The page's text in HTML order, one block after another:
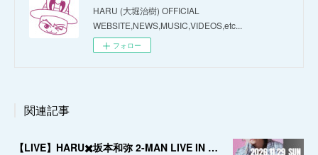
HARU (大堀治樹) OFFICIAL
WEBSITE,NEWS,MUSIC,VIDEOS,etc...
フォロー
関連記事
【LIVE】HARU✖️坂本和弥 2-MAN LIVE IN OSAKA